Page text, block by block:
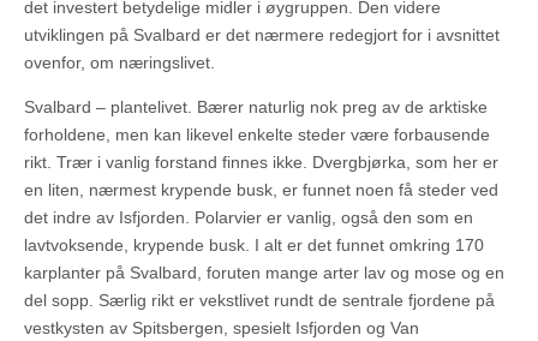
det investert betydelige midler i øygruppen. Den videre
utviklingen på Svalbard er det nærmere redegjort for i avsnittet
ovenfor, om næringslivet.
Svalbard – plantelivet. Bærer naturlig nok preg av de arktiske
forholdene, men kan likevel enkelte steder være forbausende
rikt. Trær i vanlig forstand finnes ikke. Dvergbjørka, som her er
en liten, nærmest krypende busk, er funnet noen få steder ved
det indre av Isfjorden. Polarvier er vanlig, også den som en
lavtvoksende, krypende busk. I alt er det funnet omkring 170
karplanter på Svalbard, foruten mange arter lav og mose og en
del sopp. Særlig rikt er vekstlivet rundt de sentrale fjordene på
vestkysten av Spitsbergen, spesielt Isfjorden og Van